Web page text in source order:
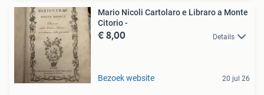
Mario Nicoli Cartolaro e Libraro a Monte
Citorio -
€ 8,00 Details
Bezoek website 20 jul 26